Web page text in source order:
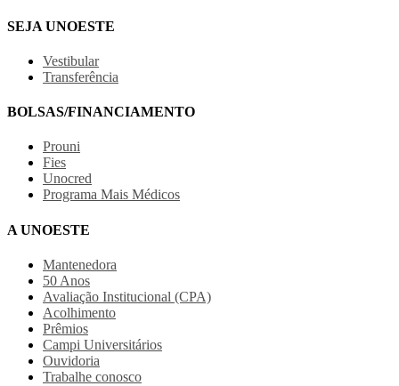
SEJA UNOESTE
Vestibular
Transferência
BOLSAS/FINANCIAMENTO
Prouni
Fies
Unocred
Programa Mais Médicos
A UNOESTE
Mantenedora
50 Anos
Avaliação Institucional (CPA)
Acolhimento
Prêmios
Campi Universitários
Ouvidoria
Trabalhe conosco